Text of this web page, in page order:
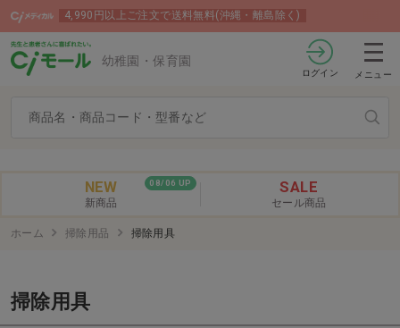
4,990円以上ご注文で送料無料(沖縄・離島除く)
幼稚園・保育園
ログイン メニュー
08/06 UP
NEW
新商品
SALE
セール商品
ホーム 掃除用品 掃除用具
掃除用具